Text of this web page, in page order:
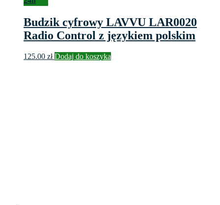
Budzik cyfrowy LAVVU LAR0020
Radio Control z językiem polskim
125.00 zł Dodaj do koszyka